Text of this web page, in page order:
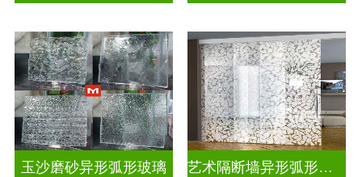
玉沙磨砂异形弧形玻璃 艺术隔断墙异形弧形玻璃